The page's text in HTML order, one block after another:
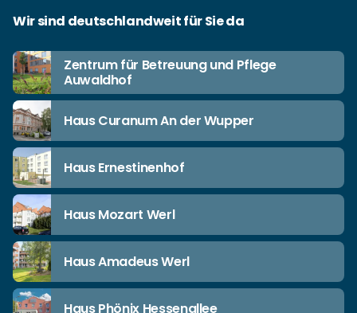
Wir sind deutschlandweit für Sie da
Zentrum für Betreuung und Pflege
Auwaldhof
Haus Curanum An der Wupper
Haus Ernestinenhof
Haus Mozart Werl
Haus Amadeus Werl
Haus Phönix Hessenallee